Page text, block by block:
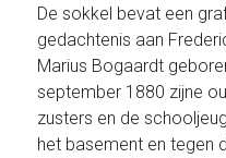
De sokkel bevat een
gedachtenis aan
Marius Bogaardt
september 1880 zijne
zusters en de
het basement en tegen